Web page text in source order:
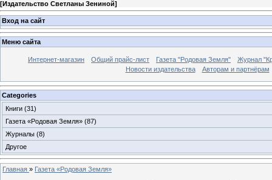
[Издательство Светланы Зениной]
Вход на сайт
Меню сайта
Интернет-магазин Общий прайс-лист Газета "Родовая Земля"
Журнал
Новости издательства
Авторам и партнёрам
Categories
Книги (31)
Газета «Родовая Земля» (87)
Журналы (8)
Другое
Главная » Газета «Родовая Земля»